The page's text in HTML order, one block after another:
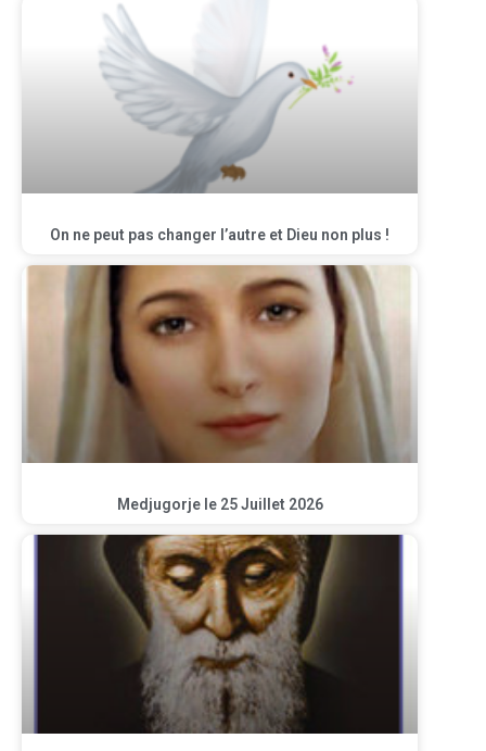
On ne peut pas changer l’autre et Dieu non plus !
Medjugorje le 25 Juillet 2026